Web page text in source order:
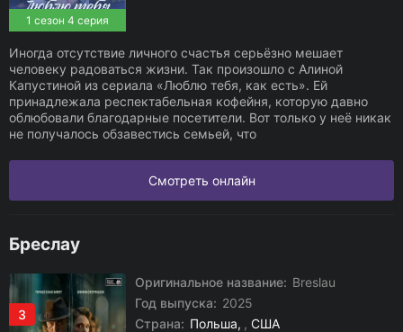
1 сезон 4 серия
Иногда отсутствие личного счастья серьёзно мешает
человеку радоваться жизни. Так произошло с Алиной
Капустиной из сериала «Люблю тебя, как есть». Ей
принадлежала респектабельная кофейня, которую давно
облюбовали благодарные посетители. Вот только у неё никак
не получалось обзавестись семьей, что
Смотреть онлайн
Бреслау
3
Оригинальное название: Breslau
Год выпуска: 2025
Страна: Польша , США